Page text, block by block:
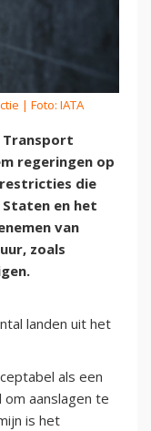
| Foto: IATA
Transport
regeringen op
die
en het
van
zoals
landen uit het
als een
aanslagen te
is het